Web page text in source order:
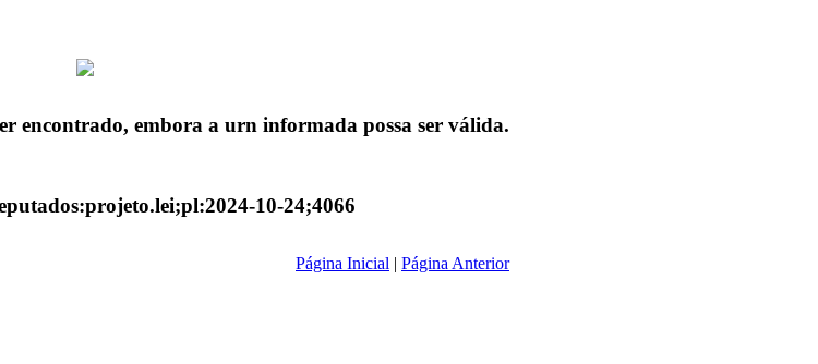
encontrado, embora a urn informada possa ser válida.
10-24;4066
Página Inicial | Página Anterior